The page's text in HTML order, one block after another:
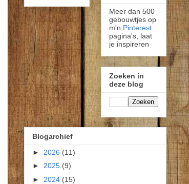
Meer dan 500
gebouwtjes op
m'n Pinterest
pagina's, laat
je inspireren
Zoeken in
deze blog
Blogarchief
► 2026 (11)
► 2025 (9)
► 2024 (15)